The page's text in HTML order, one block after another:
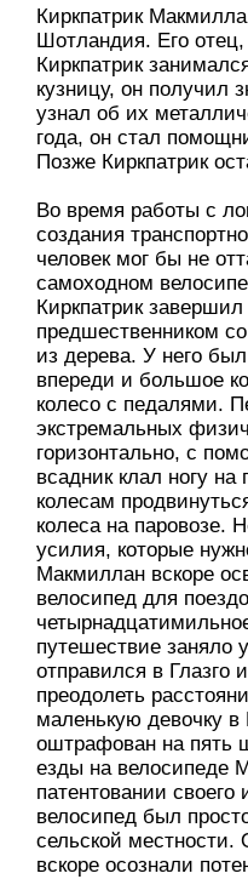
Киркпатрик
Шотландия. Его
Киркпатрик
кузницу, он получил
узнал об их
года, он стал
Позже Киркпатрик
Во время работы с
создания
человек мог бы не
самоходном
Киркпатрик
предшественником
из дерева. У него
впереди и большое
колесо с педалями.
экстремальных
горизонтально, с
всадник клал ногу
колесам
колеса на паровозе.
усилия, которые
Макмиллан вскоре
велосипед для
путешествие заняло
отправился в
преодолеть
маленькую девочку
оштрафован на пять
езды на велосипеде
патентовании своего
велосипед был
сельской
вскоре осознали